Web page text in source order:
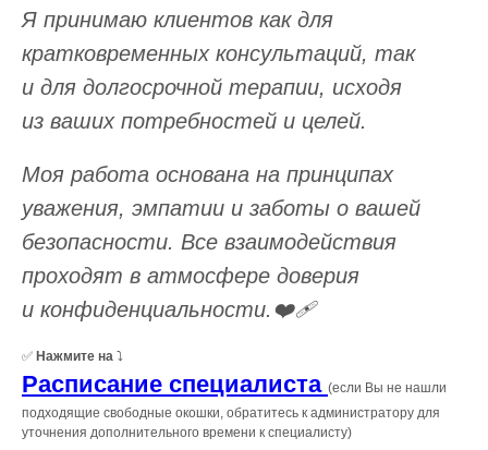
Я принимаю клиентов как для
кратковременных консультаций, так
и для долгосрочной терапии, исходя
из ваших потребностей и целей.
Моя работа основана на принципах
уважения, эмпатии и заботы о вашей
безопасности. Все взаимодействия
проходят в атмосфере доверия
и конфиденциальности.❤️‍🩹
✅ Нажмите на ⤵️
Расписание специалиста (если Вы не нашли
подходящие свободные окошки, обратитесь к администратору для
уточнения дополнительного времени к специалисту)